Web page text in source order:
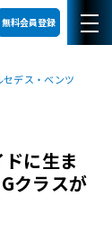
無料会員登録
セデス・ベンツ
に生ま
クラスが